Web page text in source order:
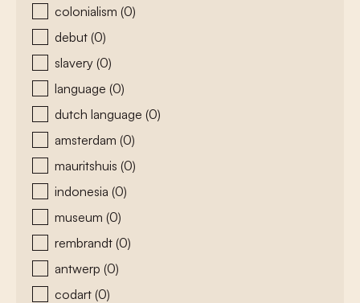
colonialism (0)
debut (0)
slavery (0)
language (0)
dutch language (0)
amsterdam (0)
mauritshuis (0)
indonesia (0)
museum (0)
rembrandt (0)
antwerp (0)
codart (0)